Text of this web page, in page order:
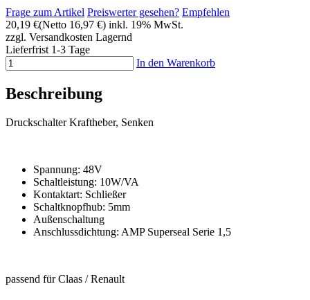
Frage zum Artikel Preiswerter gesehen? Empfehlen
20,19 €(Netto 16,97 €) inkl. 19% MwSt.
zzgl. Versandkosten Lagernd
Lieferfrist 1-3 Tage
In den Warenkorb
Beschreibung
Druckschalter Kraftheber, Senken
Spannung: 48V
Schaltleistung: 10W/VA
Kontaktart: Schließer
Schaltknopfhub: 5mm
Außenschaltung
Anschlussdichtung: AMP Superseal Serie 1,5
passend für Claas / Renault